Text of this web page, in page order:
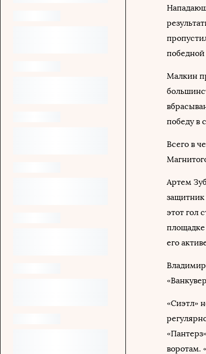
победной
Малкин
победу в
Всего в
Артем
защитник
этот гол
его
Владимир
«Сиэтл»
воротам.